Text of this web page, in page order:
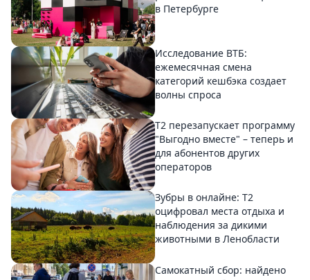
в Петербурге
Исследование ВТБ:
ежемесячная смена
категорий кешбэка создает
волны спроса
Т2 перезапускает программу
"Выгодно вместе" – теперь и
для абонентов других
операторов
Зубры в онлайне: Т2
оцифровал места отдыха и
наблюдения за дикими
животными в Ленобласти
Самокатный сбор: найдено